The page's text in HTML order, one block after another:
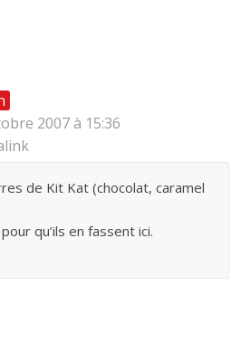
2007 à 15:36
de Kit Kat (chocolat, caramel
qu’ils en fassent ici.